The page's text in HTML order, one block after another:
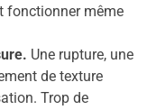
fonctionner même
Une rupture, une
de texture
Trop de